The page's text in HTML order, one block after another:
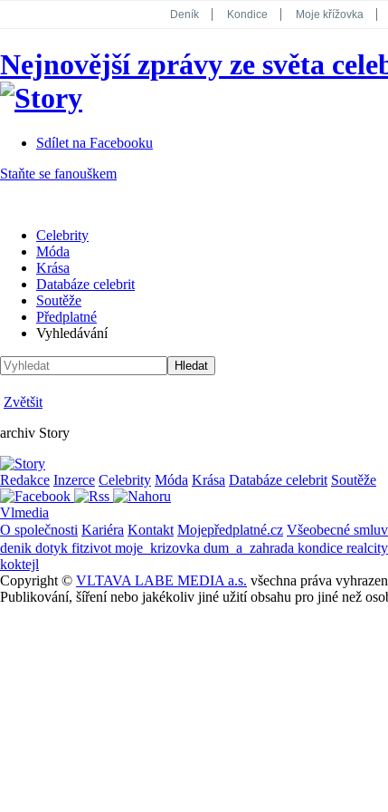
Deník Kondice Moje křížovka
Koktejl
Nejnovější zprávy ze světa
Sdílet na Facebooku
Staňte se fanouškem
Celebrity
Móda
Krása
Databáze celebrit
Soutěže
Předplatné
Vyhledávání
Zvětšit
archiv Story
Redakce Inzerce Celebrity Móda Krása Databáze celebrit Soutěže
Vlmedia
O společnosti Kariéra Kontakt Mojepředplatné.cz Všeobecné
denik dotyk fitzivot moje_krizovka dum_a_zahrada kondice realcity
koktejl
Copyright © VLTAVA LABE MEDIA a.s. všechna práva
Publikování, šíření nebo jakékoliv jiné užití obsahu pro jiné než